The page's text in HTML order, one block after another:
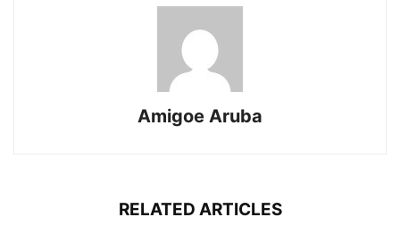
Amigoe Aruba
RELATED ARTICLES